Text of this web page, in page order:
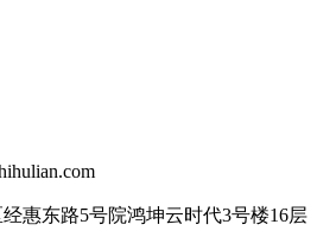
惠东路5号院鸿坤云时代3号楼16层